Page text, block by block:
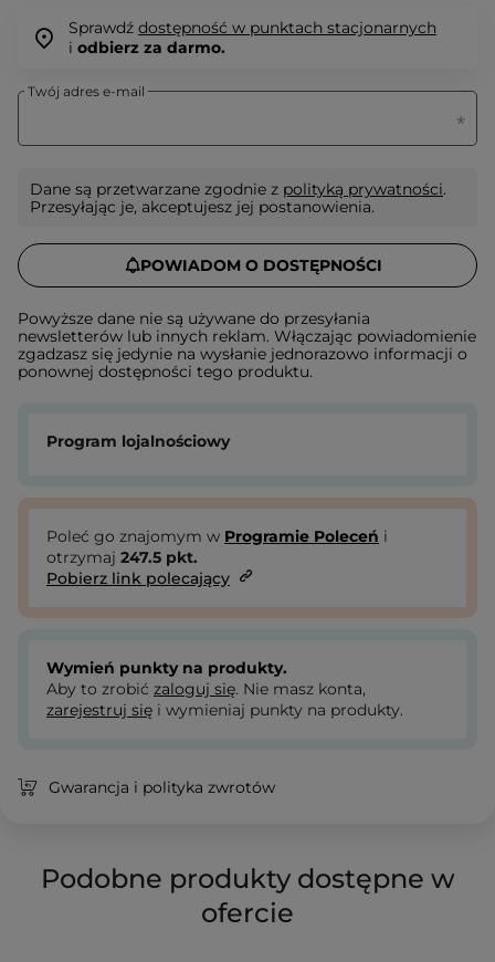
Sprawdź dostępność w punktach stacjonarnych
i odbierz za darmo.
Twój adres e-mail
Dane są przetwarzane zgodnie z polityką prywatności.
Przesyłając je, akceptujesz jej postanowienia.
POWIADOM O DOSTĘPNOŚCI
Powyższe dane nie są używane do przesyłania
newsletterów lub innych reklam. Włączając powiadomienie
zgadzasz się jedynie na wysłanie jednorazowo informacji o
ponownej dostępności tego produktu.
Program lojalnościowy
Poleć go znajomym w Programie Poleceń i
otrzymaj 247.5 pkt.
Pobierz link polecający
Wymień punkty na produkty.
Aby to zrobić zaloguj się. Nie masz konta,
zarejestruj się i wymieniaj punkty na produkty.
Gwarancja i polityka zwrotów
Podobne produkty dostępne w
ofercie